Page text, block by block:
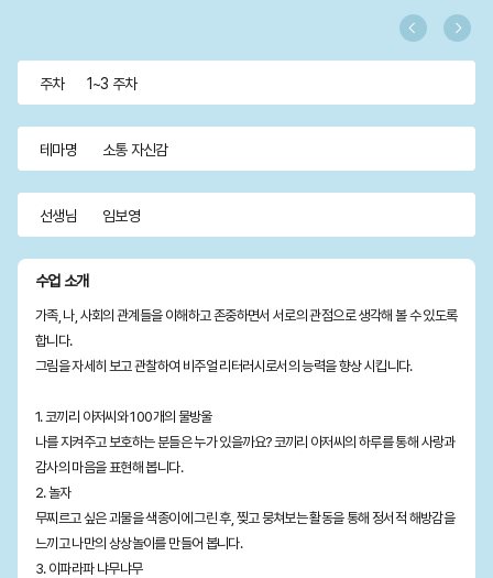
주차 1~3 주차
테마명 소통 자신감
선생님 임보영
수업 소개
가족, 나, 사회의 관계들을 이해하고 존중하면서 서로의 관점으로 생각해 볼 수 있도록
합니다.
그림을 자세히 보고 관찰하여 비주얼 리터러시로서의 능력을 향상 시킵니다.
1. 코끼리 아저씨와 100개의 물방울
나를 지켜주고 보호하는 분들은 누가 있을까요? 코끼리 아저씨의 하루를 통해 사랑과
감사의 마음을 표현해 봅니다.
2. 놀자
무찌르고 싶은 괴물을 색종이에 그린 후, 찢고 뭉쳐보는 활동을 통해 정서적 해방감을
느끼고 나만의 상상놀이를 만들어 봅니다.
3. 이파라파 냐무냐무